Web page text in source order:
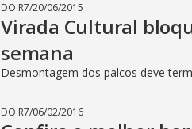
DO R7/20/06/2015
Virada Cultural
semana
Desmontagem dos palcos deve
DO R7/06/02/2016